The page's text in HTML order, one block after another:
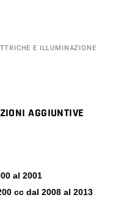
E ILLUMINAZIONE
AGGIUNTIVE
al 2001
cc dal 2008 al 2013